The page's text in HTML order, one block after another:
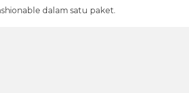
dalam satu paket.